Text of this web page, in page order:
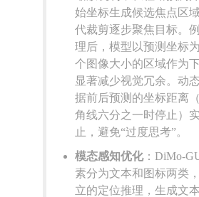
始坐标生成候选焦点区
代裁剪逐步聚焦目标。
理后，模型以预测坐标
个图像大小的区域作为
显著减少视觉冗余。动
据前后预测的坐标距离
角线六分之一时停止）
止，避免“过度思考”。
模态感知优化：DiMo-
素分为文本和图标两类
立的定位推理，生成文